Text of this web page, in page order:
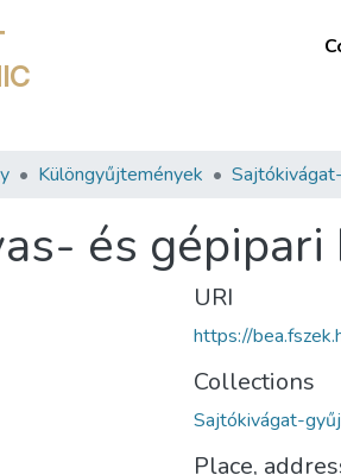
Különgyűjtemények
és
URI
https://
Collections
Sajtókivágat-
Place,